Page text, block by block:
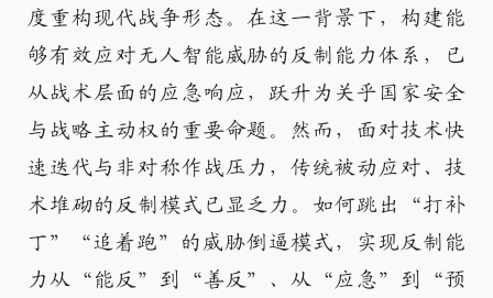
度重构现代战争形态。在这一背景下，构建能
够有效应对无人智能威胁的反制能力体系，已
从战术层面的应急响应，跃升为关乎国家安全
与战略主动权的重要命题。然而，面对技术快
速迭代与非对称作战压力，传统被动应对、技
术堆砌的反制模式已显乏力。如何跳出“打补
丁”“追着跑”的威胁倒逼模式，实现反制能
力从“能反”到“善反”、从“应急”到“预